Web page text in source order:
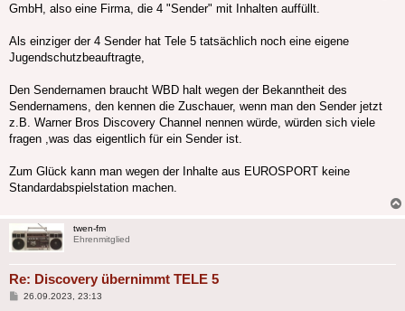
GmbH, also eine Firma, die 4 "Sender" mit Inhalten auffüllt.
Als einziger der 4 Sender hat Tele 5 tatsächlich noch eine eigene
Jugendschutzbeauftragte,
Den Sendernamen braucht WBD halt wegen der Bekanntheit des
Sendernamens, den kennen die Zuschauer, wenn man den Sender jetzt
z.B. Warner Bros Discovery Channel nennen würde, würden sich viele
fragen ,was das eigentlich für ein Sender ist.
Zum Glück kann man wegen der Inhalte aus EUROSPORT keine
Standardabspielstation machen.
twen-fm
Ehrenmitglied
Re: Discovery übernimmt TELE 5
Beitrag
26.09.2023, 23:13